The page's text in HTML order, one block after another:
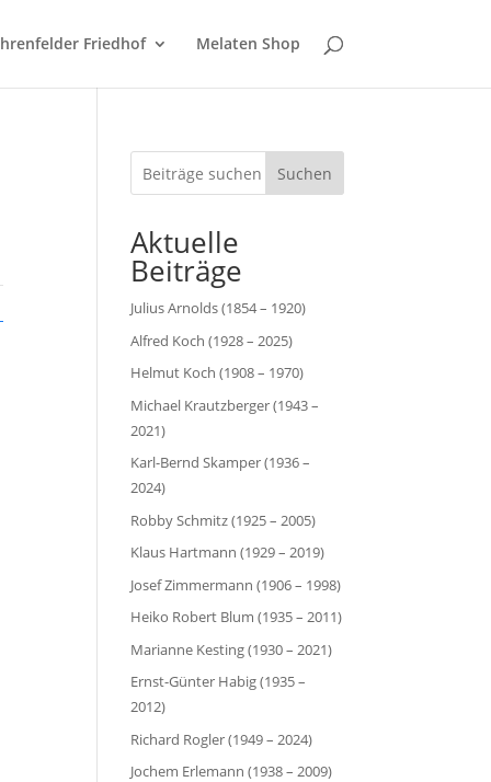
Friedhof Melaten Shop
Suchen
Aktuelle
Beiträge
Julius Arnolds (1854 – 1920)
Alfred Koch (1928 – 2025)
Helmut Koch (1908 – 1970)
Michael Krautzberger (1943 –
2021)
Karl-Bernd Skamper (1936 –
2024)
Robby Schmitz (1925 – 2005)
Klaus Hartmann (1929 – 2019)
Josef Zimmermann (1906 – 1998)
Heiko Robert Blum (1935 – 2011)
Marianne Kesting (1930 – 2021)
Ernst-Günter Habig (1935 –
2012)
Richard Rogler (1949 – 2024)
Jochem Erlemann (1938 – 2009)